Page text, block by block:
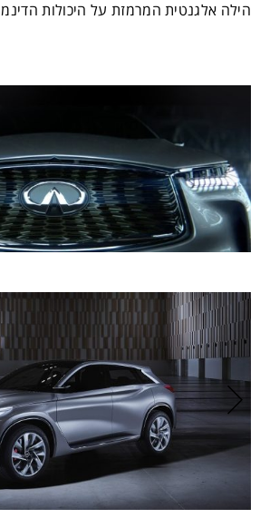
הילה אלגנטית המרמזת על היכולות